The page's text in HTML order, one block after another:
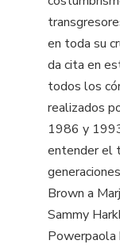
en toda su
da cita en
todos los
realizados
1986 y
entender el
Brown a
Sammy
Powerpaola